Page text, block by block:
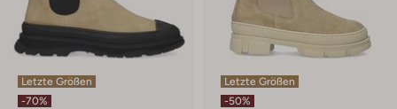
Letzte Größen
-70%
Letzte Größen
-50%